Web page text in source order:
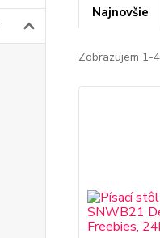
Najnovšie
Zobrazujem 1-